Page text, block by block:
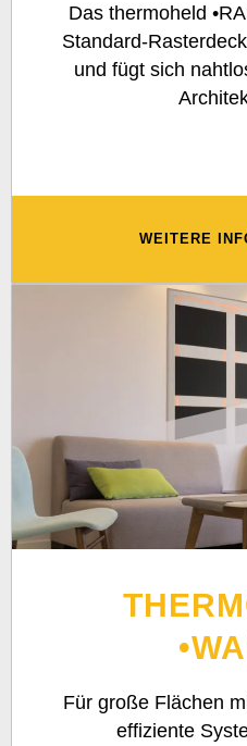
Das thermoheld
Standard-
und fügt sich
WEITERE
Für große Flächen
effiziente